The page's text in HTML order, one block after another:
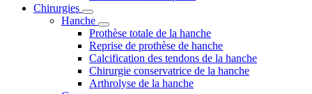
Chirurgies
Hanche
Prothèse totale de la hanche
Reprise de prothèse de hanche
Calcification des tendons de la hanche
Chirurgie conservatrice de la hanche
Arthrolyse de la hanche